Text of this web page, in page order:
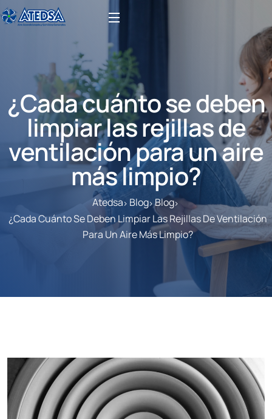
¿Cada cuánto se deben
limpiar las rejillas de
ventilación para un aire
más limpio?
Atedsa Blog Blog
¿Cada Cuánto Se Deben Limpiar Las Rejillas De Ventilación
Para Un Aire Más Limpio?